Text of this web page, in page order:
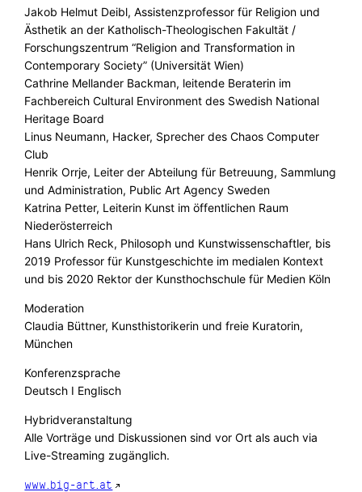
Jakob Helmut Deibl, Assistenzprofessor für Religion und
Ästhetik an der Katholisch-Theologischen Fakultät /
Forschungszentrum “Religion and Transformation in
Contemporary Society” (Universität Wien)
Cathrine Mellander Backman, leitende Beraterin im
Fachbereich Cultural Environment des Swedish National
Heritage Board
Linus Neumann, Hacker, Sprecher des Chaos Computer
Club
Henrik Orrje, Leiter der Abteilung für Betreuung, Sammlung
und Administration, Public Art Agency Sweden
Katrina Petter, Leiterin Kunst im öffentlichen Raum
Niederösterreich
Hans Ulrich Reck, Philosoph und Kunstwissenschaftler, bis
2019 Professor für Kunstgeschichte im medialen Kontext
und bis 2020 Rektor der Kunsthochschule für Medien Köln
Moderation
Claudia Büttner, Kunsthistorikerin und freie Kuratorin,
München
Konferenzsprache
Deutsch I Englisch
Hybridveranstaltung
Alle Vorträge und Diskussionen sind vor Ort als auch via
Live-Streaming zugänglich.
www.big-art.at